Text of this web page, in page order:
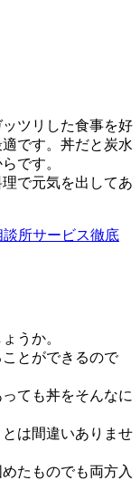
ツリした食事を好
です。丼だと炭水
です。
で元気を出してあ
所サービス徹底
うか。
とができるので
ても丼をそんなに
は間違いありませ
たものでも両方入